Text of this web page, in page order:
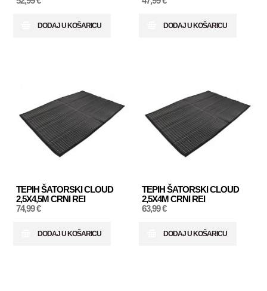
DODAJ U KOŠARICU DODAJ U KOŠARICU
TEPIH ŠATORSKI CLOUD
2,5X4,5M CRNI REI
74,99 €
DODAJ U KOŠARICU
TEPIH ŠATORSKI CLOUD
2,5X4M CRNI REI
63,99 €
DODAJ U KOŠARICU